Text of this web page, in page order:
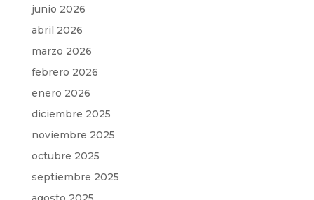
junio 2026
abril 2026
marzo 2026
febrero 2026
enero 2026
diciembre 2025
noviembre 2025
octubre 2025
septiembre 2025